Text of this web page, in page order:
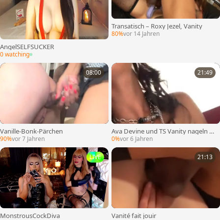
AngelSELFSUCKER
0 watching
Transatisch – Roxy Jezel, Vanity
80%vor 14 Jahren
08:00
Vanille-Bonk-Pärchen
90%vor 7 Jahren
21:49
Ava Devine und TS Vanity nageln V
ergnügen
0%vor 6 Jahren
LIVE
MonstrousCockDiva
21:13
Vanité fait jouir